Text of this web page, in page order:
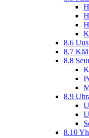
8.6
8.7
8.8
8.9
8.10